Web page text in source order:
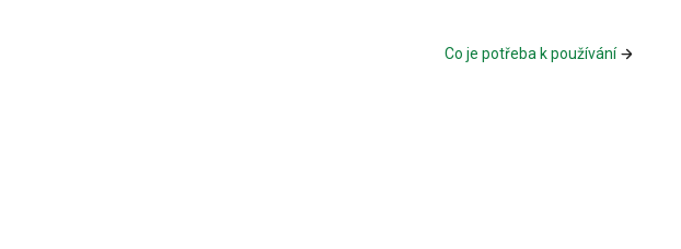
Co je potřeba k používání